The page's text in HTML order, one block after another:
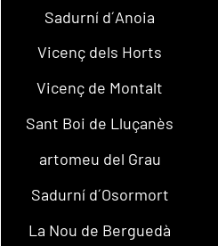
Sadurní d´Anoia
Vicenç dels Horts
Vicenç de Montalt
Sant Boi de Lluçanès
artomeu del Grau
Sadurní d´Osormort
La Nou de Berguedà